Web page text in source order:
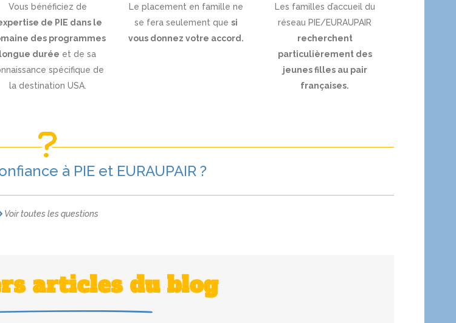
Vous bénéficiez de
de PIE dans le
des programmes
longue durée et de sa
spécifique de
la destination USA.
Le placement en famille ne
se fera seulement que si
vous donnez votre accord.
Les familles d’accueil du
réseau PIE/EURAUPAIR
recherchent
particulièrement des
jeunes filles au pair
françaises.
à PIE et EURAUPAIR ?
Voir toutes les questions
articles du blog